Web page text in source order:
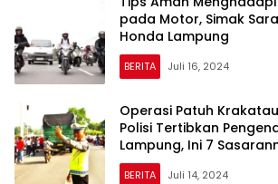
pada Motor, Simak
Honda Lampung
BERITA Juli 16, 2024
Operasi Patuh
Polisi Tertibkan
Lampung, Ini 7
BERITA Juli 14, 2024